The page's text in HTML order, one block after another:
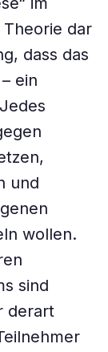
dar
dass das
ein
und
wollen.
sind
derart